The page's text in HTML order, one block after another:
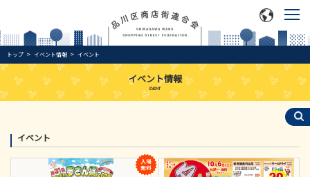
トップ イベント情報 イベント
イベント情報
EVENT
イベント